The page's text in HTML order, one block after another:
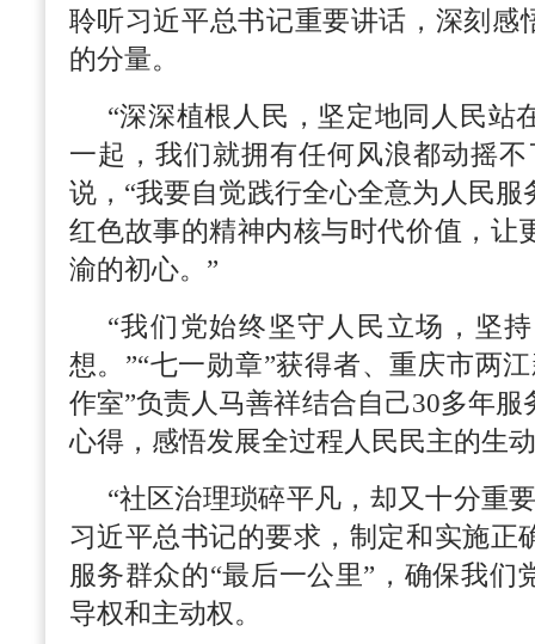
聆听习近平总书记重要讲话，深刻感
的分量。
“深深植根人民，坚定地同人民站
一起，我们就拥有任何风浪都动摇
说，“我要自觉践行全心全意为人民
红色故事的精神内核与时代价值，让
渝的初心。”
“我们党始终坚守人民立场，坚
想。”“七一勋章”获得者、重庆市两
作室”负责人马善祥结合自己30多年
心得，感悟发展全过程人民民主的生
“社区治理琐碎平凡，却又十分重
习近平总书记的要求，制定和实施正
服务群众的“最后一公里”，确保我们
导权和主动权。